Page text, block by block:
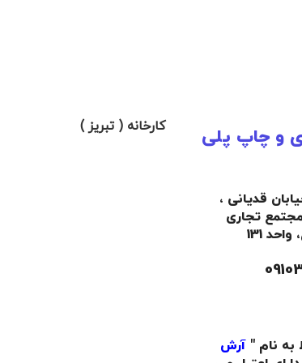
و چاپ پلی
قدیانی ،
تجاری
واحد 131
به نام " آرش
کارخانه ( تبریز )